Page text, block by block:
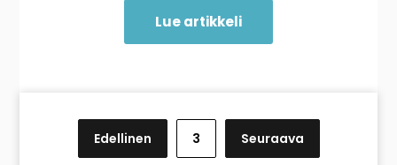
Lue artikkeli
Edellinen 3 Seuraava